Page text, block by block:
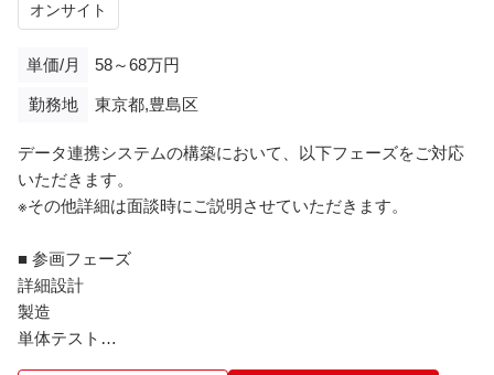
オンサイト
単価/月 58～68万円
勤務地 東京都,豊島区
データ連携システムの構築において、以下フェーズをご対応
いただきます。
※その他詳細は面談時にご説明させていただきます。
■ 参画フェーズ
詳細設計
製造
単体テスト